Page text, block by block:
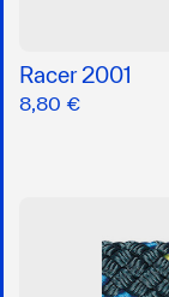
Racer 2001
8,80 €